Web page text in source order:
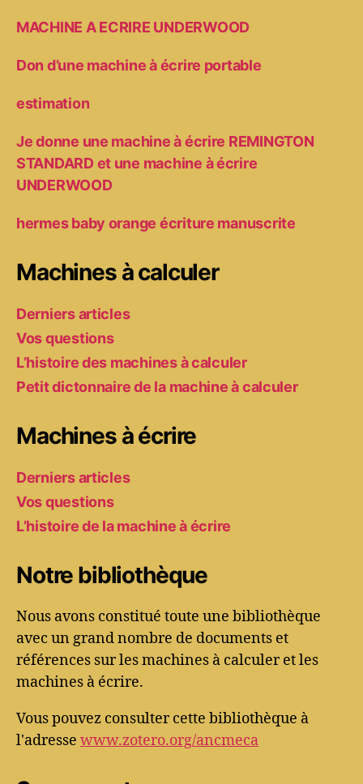
MACHINE A ECRIRE UNDERWOOD
Don d’une machine à écrire portable
estimation
Je donne une machine à écrire REMINGTON
STANDARD et une machine à écrire
UNDERWOOD
hermes baby orange écriture manuscrite
Machines à calculer
Derniers articles
Vos questions
L’histoire des machines à calculer
Petit dictonnaire de la machine à calculer
Machines à écrire
Derniers articles
Vos questions
L’histoire de la machine à écrire
Notre bibliothèque
Nous avons constitué toute une bibliothèque
avec un grand nombre de documents et
références sur les machines à calculer et les
machines à écrire.
Vous pouvez consulter cette bibliothèque à
l'adresse www.zotero.org/ancmeca